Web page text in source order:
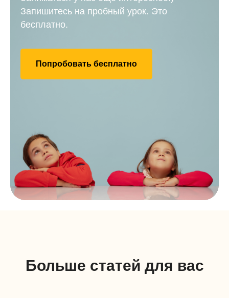
Запишитесь на пробный урок. Это
бесплатно.
Попробовать бесплатно
Больше статей для вас